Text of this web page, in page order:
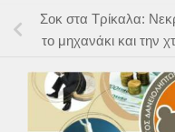
Σοκ στα Τρίκαλα:
το μηχανάκι και την